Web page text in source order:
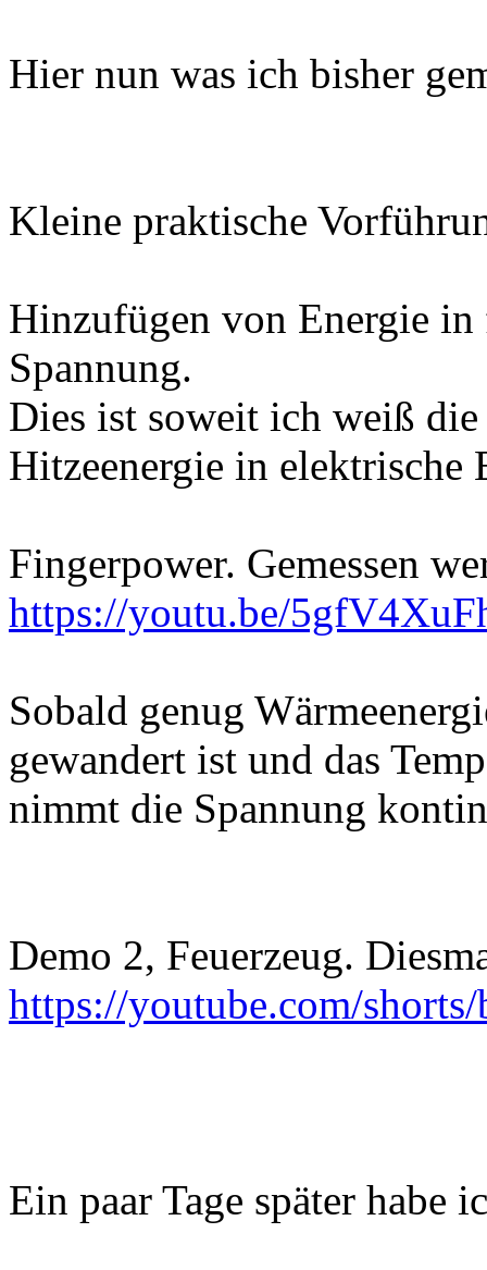
Hier nun was ich bisher
Kleine praktische
Hinzufügen von Energie
Spannung.
Dies ist soweit ich weiß
Hitzeenergie in elektrische
Fingerpower. Gemessen
https://youtu.be/
Sobald genug
gewandert ist und das
nimmt die Spannung
Demo 2, Feuerzeug.
https://youtube.com/
Ein paar Tage später habe